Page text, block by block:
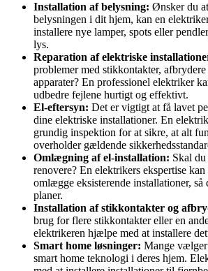
Installation af belysning: Ønsker du
belysningen i dit hjem, kan en
installere nye lamper, spots eller
lys.
Reparation af elektriske
problemer med stikkontakter,
apparater? En professionel elektriker
udbedre fejlene hurtigt og effektivt.
El-eftersyn: Det er vigtigt at få lavet
dine elektriske installationer. En
grundig inspektion for at sikre, at alt
overholder gældende
Omlægning af el-installation: Skal
renovere? En elektrikers ekspertise
omlægge eksisterende installationer, så
planer.
Installation af stikkontakter og
brug for flere stikkontakter eller en
elektrikeren hjælpe med at installere
Smart home løsninger: Mange
smart home teknologi i deres hjem.